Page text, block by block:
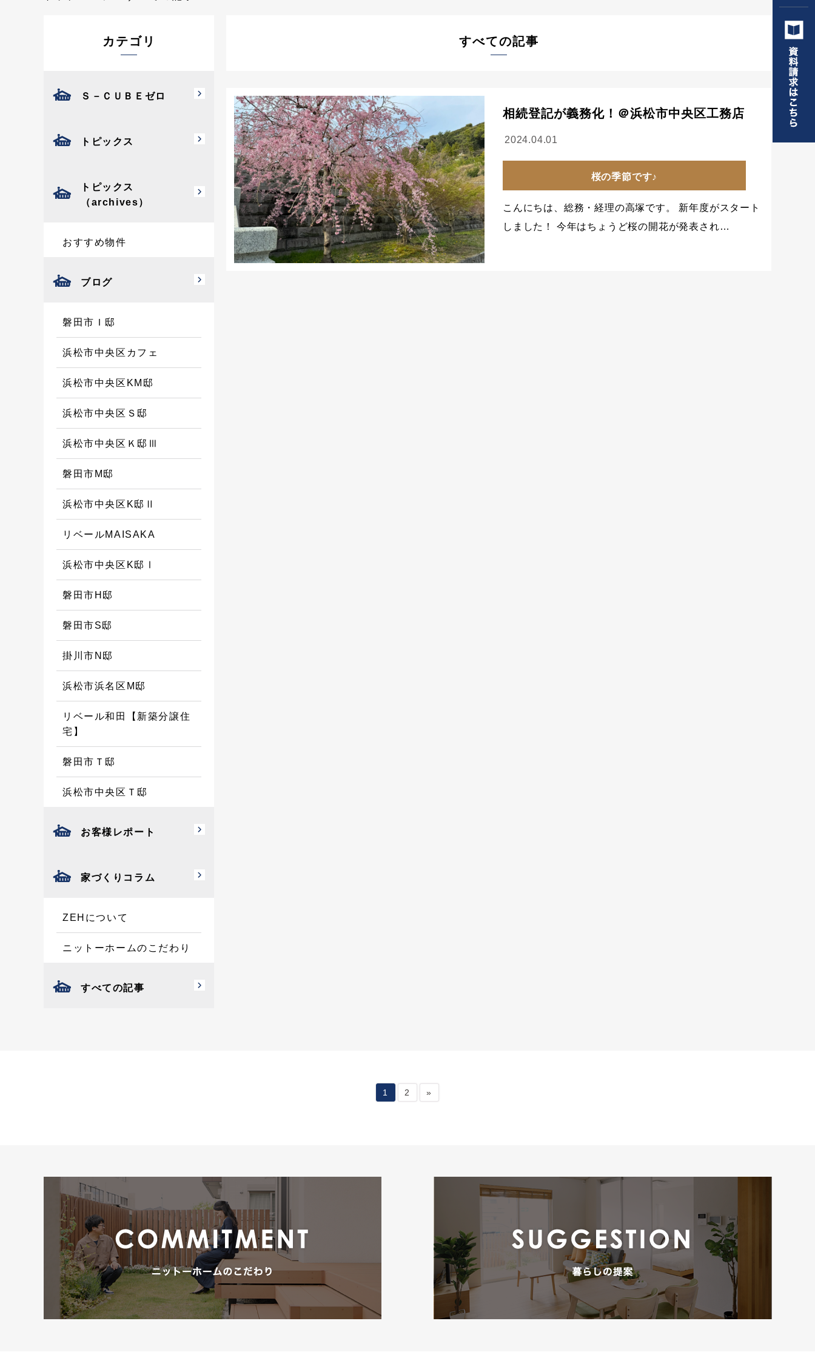
カテゴリ
Ｓ－ＣＵＢＥゼロ
トピックス
トピックス
（archives）
おすすめ物件
ブログ
磐田市Ｉ邸
浜松市中央区カフェ
浜松市中央区KM邸
浜松市中央区Ｓ邸
浜松市中央区Ｋ邸Ⅲ
磐田市M邸
浜松市中央区K邸Ⅱ
リベールMAISAKA
浜松市中央区K邸Ⅰ
磐田市H邸
磐田市S邸
掛川市N邸
浜松市浜名区M邸
リベール和田【新築分譲住
宅】
磐田市Ｔ邸
浜松市中央区Ｔ邸
お客様レポート
家づくりコラム
ZEHについて
ニットーホームのこだわり
すべての記事
すべての記事
相続登記が義務化！＠浜松市中央区工務店
2024.04.01
桜の季節です♪
こんにちは、総務・経理の高塚です。 新年度がスタート
しました！ 今年はちょうど桜の開花が発表され…
1 2 »